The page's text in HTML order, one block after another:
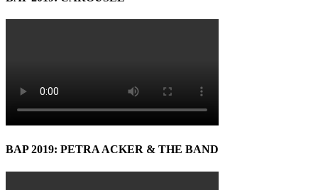
BAP 2019: PETRA ACKER & THE BAND